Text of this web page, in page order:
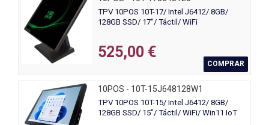
TPV 10POS 10T-17/ Intel J6412/ 8GB/
128GB SSD/ 17"/ Táctil/ WiFi
525,00 €
COMPRAR
10POS - 10T-15J648128W1
TPV 10POS 10T-15/ Intel J6412/ 8GB/
128GB SSD/ 15"/ Táctil/ WiFi/ Win11 IoT